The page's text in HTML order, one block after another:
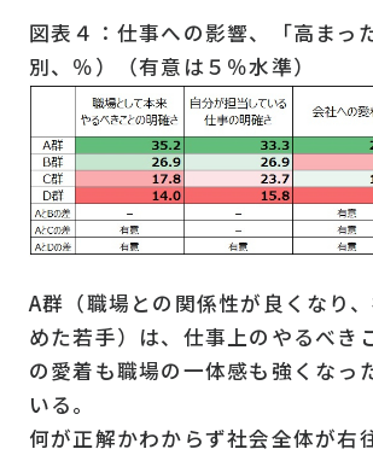
図表４：仕事への影響、「高まっ
別、％）（有意は５％水準）
A群（職場との関係性が良くなり
めた若手）は、仕事上のやるべき
の愛着も職場の一体感も強くなっ
いる。
何が正解かわからず社会全体が右